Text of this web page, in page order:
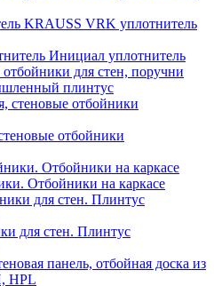
VRK уплотнитель
Инициал уплотнитель
для стен, поручни
плинтус
отбойники
Отбойники на каркасе
для стен. Плинтус